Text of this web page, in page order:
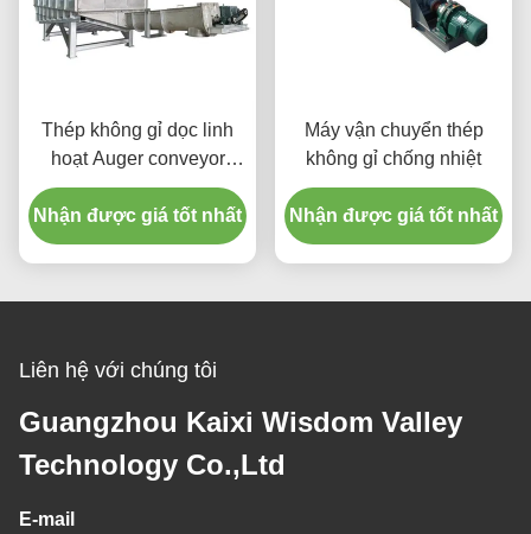
Thép không gỉ dọc linh
hoạt Auger conveyor
chống nhiệt với Hopper
cho sử dụng công nghiệp
Nhận được giá tốt nhất
Máy vận chuyển thép
không gỉ chống nhiệt
Nhận được giá tốt nhất
Liên hệ với chúng tôi
Guangzhou Kaixi Wisdom Valley
Technology Co.,Ltd
E-mail